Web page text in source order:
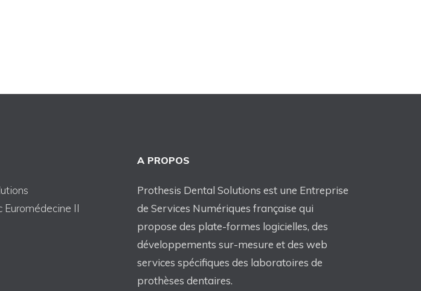
Euromédecine II
A PROPOS
Prothesis Dental Solutions est une Entreprise
de Services Numériques française qui
propose des plate-formes logicielles, des
développements sur-mesure et des web
services spécifiques des laboratoires de
prothèses dentaires.